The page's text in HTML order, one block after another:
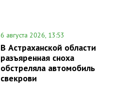
6 августа 2026, 13:53
В Астраханской области
разъяренная сноха
обстреляла автомобиль
свекрови